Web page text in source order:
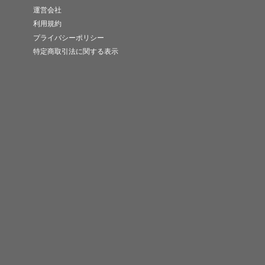
運営会社
利用規約
プライバシーポリシー
特定商取引法に関する表示